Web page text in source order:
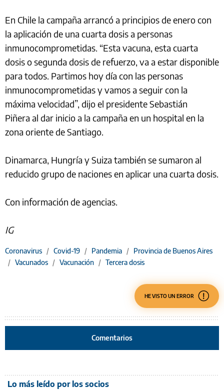
En Chile la campaña arrancó a principios de enero con
la aplicación de una cuarta dosis a personas
inmunocomprometidas. “Esta vacuna, esta cuarta
dosis o segunda dosis de refuerzo, va a estar disponible
para todos. Partimos hoy día con las personas
inmunocomprometidas y vamos a seguir con la
máxima velocidad”, dijo el presidente Sebastián
Piñera al dar inicio a la campaña en un hospital en la
zona oriente de Santiago.
Dinamarca, Hungría y Suiza también se sumaron al
reducido grupo de naciones en aplicar una cuarta dosis.
Con información de agencias.
IG
Coronavirus / Covid-19 / Pandemia / Provincia de Buenos Aires
/ Vacunados / Vacunación / Tercera dosis
HE VISTO UN ERROR
Comentarios
Lo más leído por los socios